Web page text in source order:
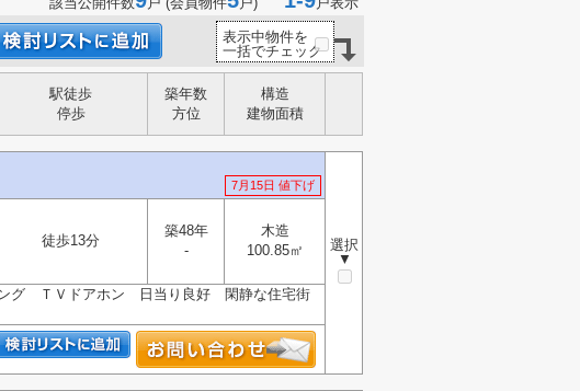
表示中物件を
一括でチェック
駅徒歩
停歩
築年数
方位
構造
建物面積
7月15日 値下げ
選択
▼
徒歩13分
築48年
-
木造
100.85㎡
ＴＶドアホン 日当り良好 閑静な住宅街